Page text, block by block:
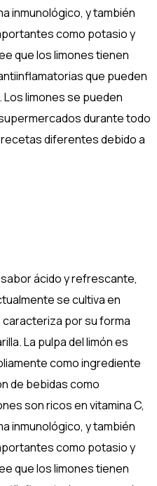
inmunológico, y también
como potasio y
que los limones tienen
que pueden
limones se pueden
durante todo
diferentes debido a
ácido y refrescante,
se cultiva en
caracteriza por su forma
La pulpa del limón es
como ingrediente
de bebidas como
son ricos en vitamina C,
inmunológico, y también
como potasio y
que los limones tienen